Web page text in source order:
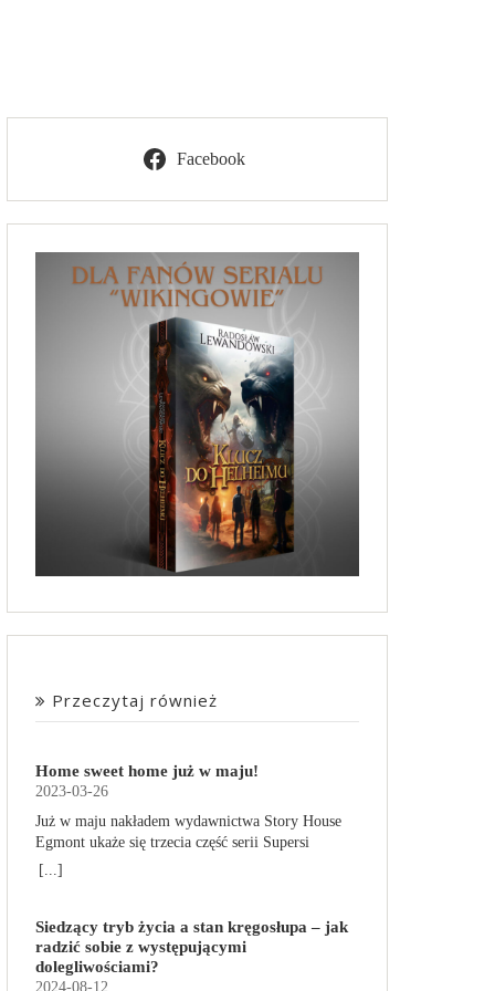
Facebook
Przeczytaj również
Home sweet home już w maju!
2023-03-26
Już w maju nakładem wydawnictwa Story House
Egmont ukaże się trzecia część serii Supersi
scenarzysty Frederic Maupome. Ten tom nosi tytuł
obdarzone supermocami i wspomagane przez
robota o imieniu Al. Są rozdarte między chęcią
prowadzenia normalnego życia wśród ludzi a
[...]
Siedzący tryb życia a stan kręgosłupa – jak
radzić sobie z występującymi
dolegliwościami?
2024-08-12